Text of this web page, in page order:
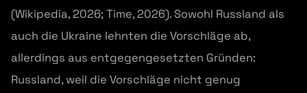
(Wikipedia, 2026; Time, 2026). Sowohl Russland als
auch die Ukraine lehnten die Vorschläge ab,
allerdings aus entgegengesetzten Gründen:
Russland, weil die Vorschläge nicht genug